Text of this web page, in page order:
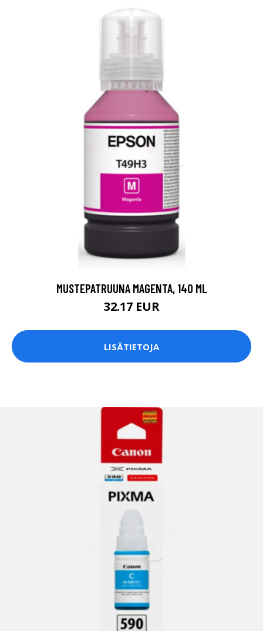
MUSTEPATRUUNA MAGENTA, 140 ML
32.17 EUR
LISÄTIETOJA